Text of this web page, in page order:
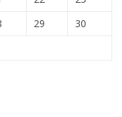
29
30